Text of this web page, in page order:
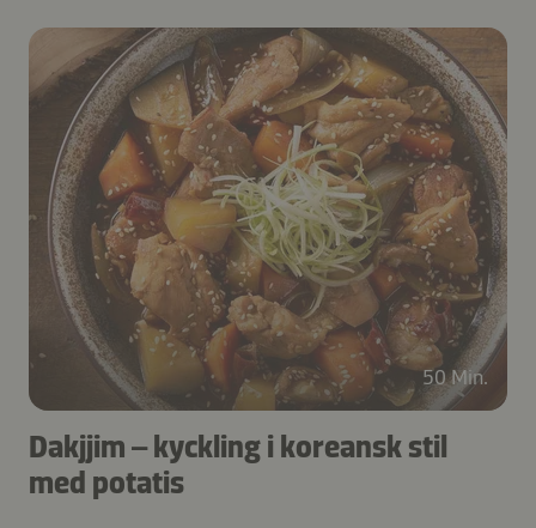
50 Min.
Dakjjim – kyckling i koreansk stil
med potatis